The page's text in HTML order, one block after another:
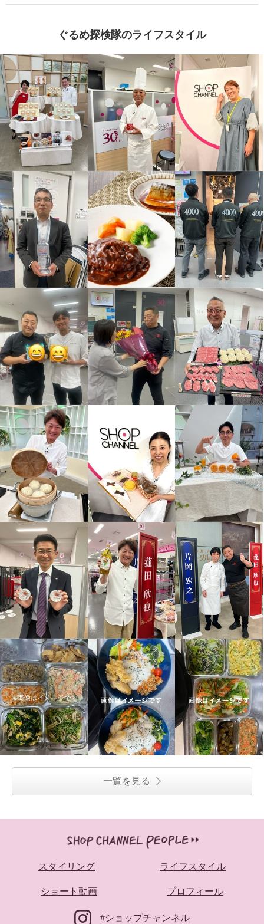
北海道の恵み とろける甘みの コ
ーンポタージュ
¥0
北海道の恵み コク深い アスパラ
ポタージュ
¥0
ぐるめ探検隊のライフスタイル
一覧を見る
スタイリング ライフスタイル
ショート動画 プロフィール
#ショップチャンネル